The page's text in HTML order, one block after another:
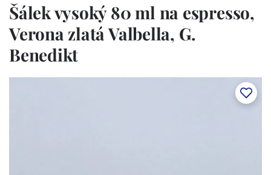
Šálek vysoký 80 ml na espresso,
Verona zlatá Valbella, G.
Benedikt